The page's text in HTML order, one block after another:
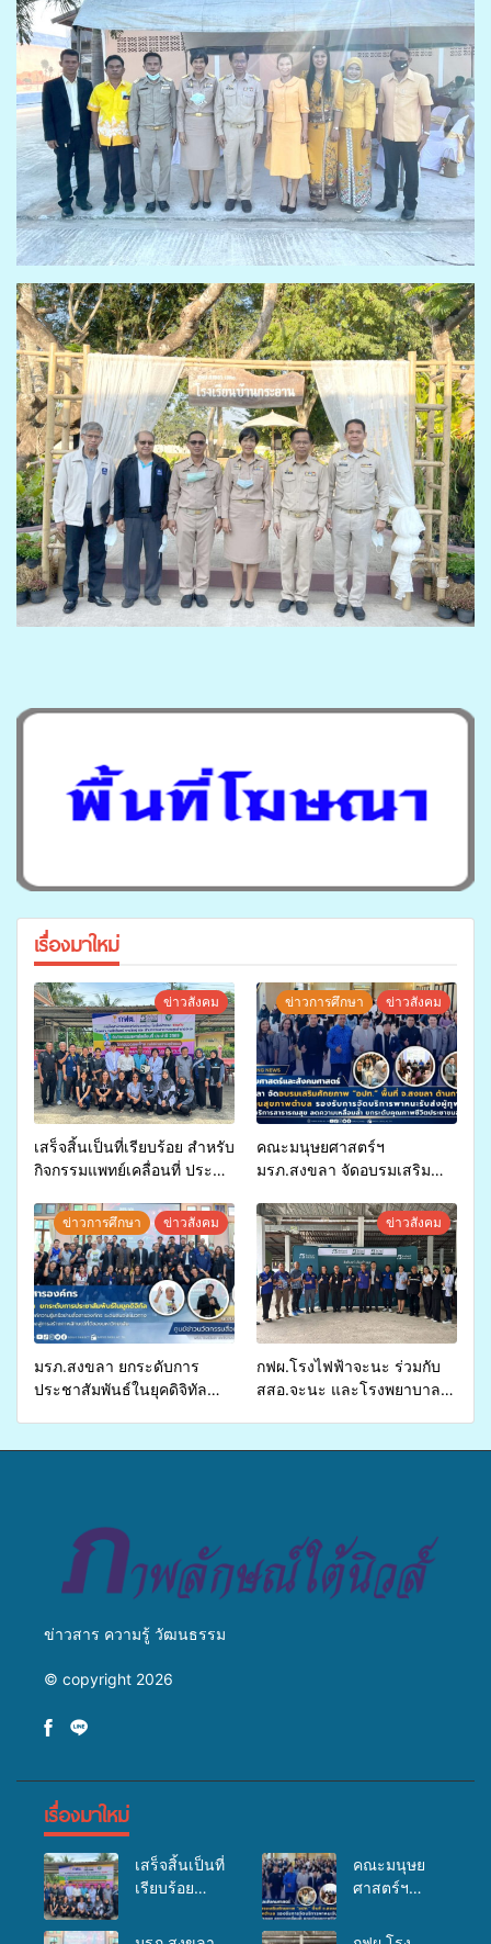
เรื่องมาใหม่
ข่าวสังคม
เสร็จสิ้นเป็นที่เรียบร้อย สำหรับ
กิจกรรมแพทย์เคลื่อนที่ ประจำ
สุขภาพแก่ประชาชนในพื้นที่
อำเภอจะนะ
ข่าวการศึกษา ข่าวสังคม
คณะมนุษยศาสตร์ฯ
มรภ.สงขลา จัดอบรมเสริม
จ่ายงบกองทุนสุขภาพตำบล
รองรับการจัดบริการพาหนะรับ
ส่งผู้ทุพพลภาพเพื่อเข้ารับ
บริการสาธารณสุข ลดความ
เหลื่อมล้ำ ยกระดับคุณภาพ
ชีวิตประชาชนอย่างยั่งยืน
ข่าวการศึกษา ข่าวสังคม
มรภ.สงขลา ยกระดับการ
ประชาสัมพันธ์ในยุคดิจิทัล
ข่าวสังคม
กฟผ.โรงไฟฟ้าจะนะ ร่วมกับ
สสอ.จะนะ และโรงพยาบาล
ข่าวสาร ความรู้ วัฒนธรรม
© copyright 2026
เรื่องมาใหม่
เสร็จสิ้นเป็นที่
เรียบร้อย
คณะมนุษย
ศาสตร์ฯ
จัดอบรมเสริม